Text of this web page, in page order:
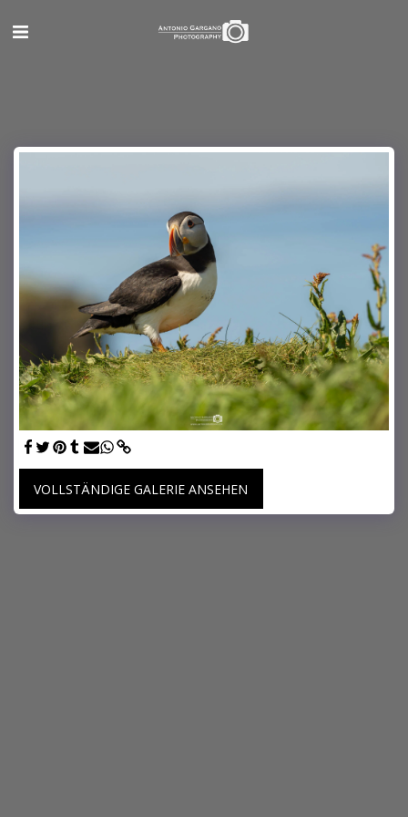
VOLLSTÄNDIGE GALERIE ANSEHEN